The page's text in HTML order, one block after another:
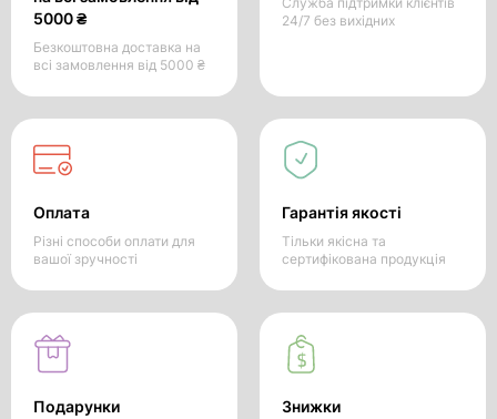
5000 ₴
Безкоштовна доставка на
всі замовлення від 5000 ₴
24/7 без вихідних
Оплата
Різні способи оплати для
вашої зручності
Гарантія якості
Тільки якісна та
сертифікована продукція
Подарунки Знижки